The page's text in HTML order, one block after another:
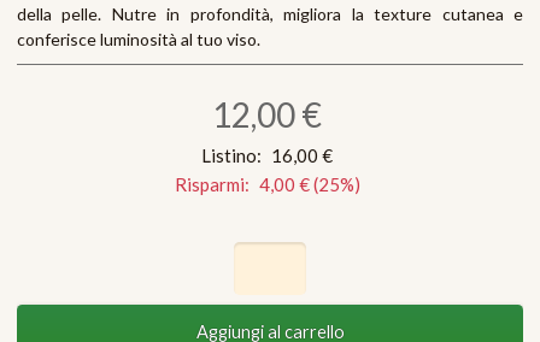
della pelle. Nutre in profondità, migliora la texture cutanea e
conferisce luminosità al tuo viso.
12,00 €
Listino: 16,00 €
Risparmi: 4,00 €(25%)